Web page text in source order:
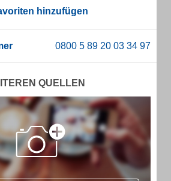
hinzufügen
QUELLEN